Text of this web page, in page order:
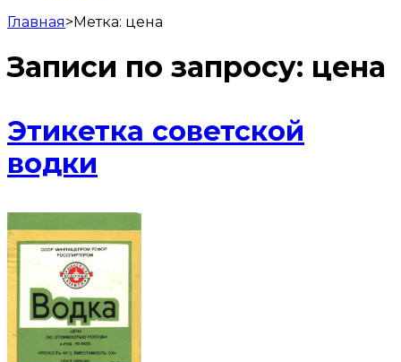
Главная>Метка: цена
Записи по запросу: цена
Этикетка советской
водки